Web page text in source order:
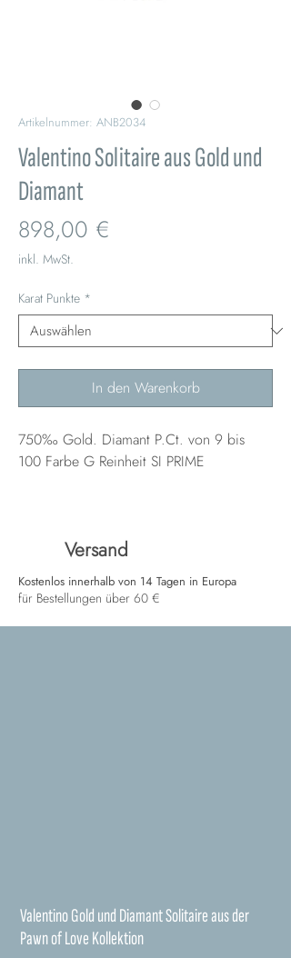
Artikelnummer: ANB2034
Valentino Solitaire aus Gold und
Diamant
898,00 €
inkl. MwSt.
Karat Punkte *
In den Warenkorb
750‰ Gold. Diamant P.Ct. von 9 bis
100 Farbe G Reinheit SI PRIME
Versand
Kostenlos innerhalb von 14 Tagen in Europa
für Bestellungen über 60 €
Valentino Gold und Diamant Solitaire aus der
Pawn of Love Kollektion